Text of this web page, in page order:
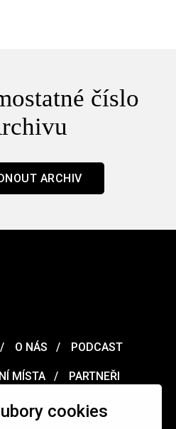
cookies
číslo
ARCHIV
O NÁS PODCAST
MÍSTA PARTNEŘI